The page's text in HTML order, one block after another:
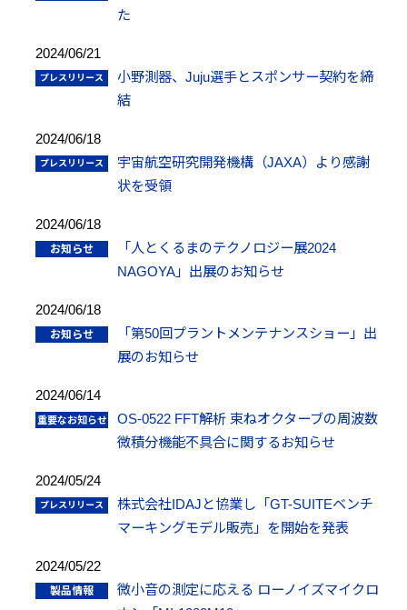
た
2024/06/21
小野測器、Juju選手とスポンサー契約を締
結
2024/06/18
宇宙航空研究開発機構（JAXA）より感謝
状を受領
2024/06/18
「人とくるまのテクノロジー展2024
NAGOYA」出展のお知らせ
2024/06/18
「第50回プラントメンテナンスショー」出
展のお知らせ
2024/06/14
OS-0522 FFT解析 束ねオクターブの周波数
微積分機能不具合に関するお知らせ
2024/05/24
株式会社IDAJと協業し「GT-SUITEベンチ
マーキングモデル販売」を開始を発表
2024/05/22
微小音の測定に応える ローノイズマイクロ